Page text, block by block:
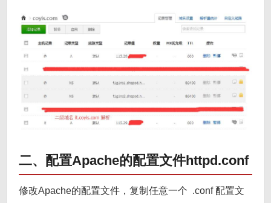
二、配置Apache的配置文件httpd.conf
修改Apache的配置文件，复制任意一个 .conf 配置文